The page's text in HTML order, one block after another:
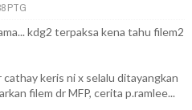
PTG
kdg2 terpaksa kena tahu filem2
cathay keris ni x selalu ditayangkan
filem dr MFP, cerita p.ramlee...